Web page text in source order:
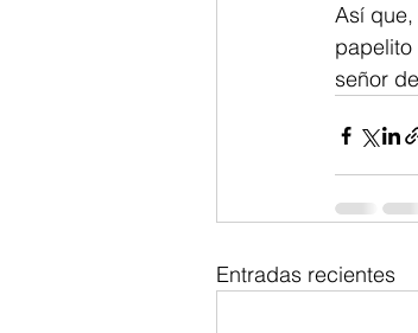
Así
señor
Entradas recientes